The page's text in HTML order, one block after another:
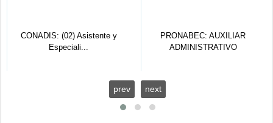
CONADIS: (02) Asistente y
Especiali...
PRONABEC: AUXILIAR
ADMINISTRATIVO
prev next